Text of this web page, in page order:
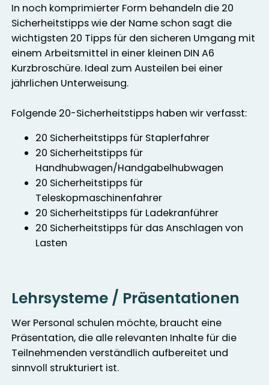
In noch komprimierter Form behandeln die 20
Sicherheitstipps wie der Name schon sagt die
wichtigsten 20 Tipps für den sicheren Umgang mit
einem Arbeitsmittel in einer kleinen DIN A6
Kurzbroschüre. Ideal zum Austeilen bei einer
jährlichen Unterweisung.
Folgende 20-Sicherheitstipps haben wir verfasst:
20 Sicherheitstipps für Staplerfahrer
20 Sicherheitstipps für
Handhubwagen/Handgabelhubwagen
20 Sicherheitstipps für
Teleskopmaschinenfahrer
20 Sicherheitstipps für Ladekranführer
20 Sicherheitstipps für das Anschlagen von
Lasten
Lehrsysteme / Präsentationen
Wer Personal schulen möchte, braucht eine
Präsentation, die alle relevanten Inhalte für die
Teilnehmenden verständlich aufbereitet und
sinnvoll strukturiert ist.